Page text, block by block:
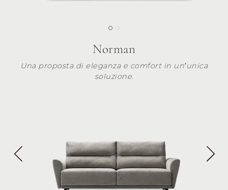
Norman
Una proposta di eleganza e comfort in un’unica
soluzione.